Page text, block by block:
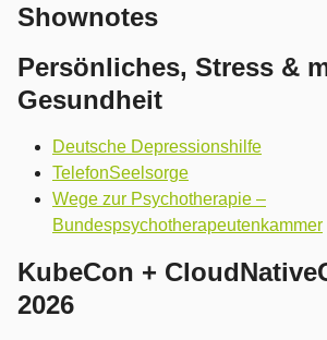
Shownotes
Persönliches, Stress &
Gesundheit
Deutsche Depressionshilfe
TelefonSeelsorge
Wege zur Psychotherapie –
Bundespsychotherapeutenkammer
KubeCon +
2026